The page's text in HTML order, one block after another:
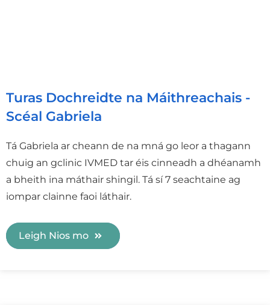
Turas Dochreidte na Máithreachais -
Scéal Gabriela
Tá Gabriela ar cheann de na mná go leor a thagann
chuig an gclinic IVMED tar éis cinneadh a dhéanamh
a bheith ina máthair shingil. Tá sí 7 seachtaine ag
iompar clainne faoi láthair.
Leigh Nios mo